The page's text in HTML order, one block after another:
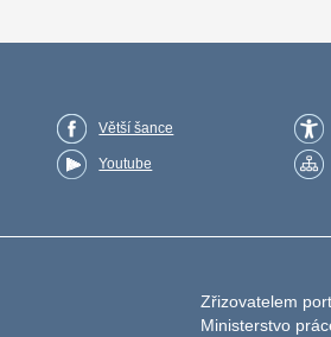
Větší šance
Youtube
Zřizovatelem
Ministerstvo